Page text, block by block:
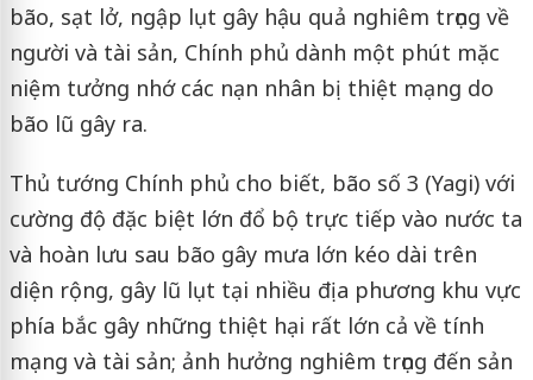
bão, sạt lở, ngập lụt gây hậu quả nghiêm trọng về
người và tài sản, Chính phủ dành một phút mặc
niệm tưởng nhớ các nạn nhân bị thiệt mạng do
bão lũ gây ra.
Thủ tướng Chính phủ cho biết, bão số 3 (Yagi) với
cường độ đặc biệt lớn đổ bộ trực tiếp vào nước ta
và hoàn lưu sau bão gây mưa lớn kéo dài trên
diện rộng, gây lũ lụt tại nhiều địa phương khu vực
phía bắc gây những thiệt hại rất lớn cả về tính
mạng và tài sản; ảnh hưởng nghiêm trọng đến sản